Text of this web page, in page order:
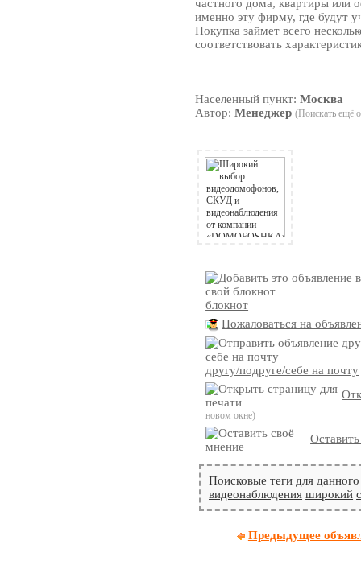
частного дома, квартиры или
именно эту фирму, где будут
Покупка займет всего
соответствовать
Населенный пункт:Москва
Автор:Менеджер (Поискать ещё
блокнот
Пожаловаться на
другу/подруге/себе на почту
новом окне)
Поисковые теги для
видеонаблюдения широкий
Предыдущее